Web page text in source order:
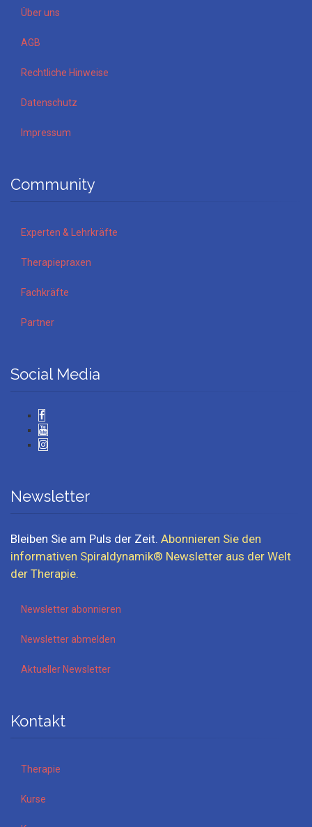
Über uns
AGB
Rechtliche Hinweise
Datenschutz
Impressum
Community
Experten & Lehrkräfte
Therapiepraxen
Fachkräfte
Partner
Social Media
Newsletter
Bleiben Sie am Puls der Zeit. Abonnieren Sie den
informativen Spiraldynamik® Newsletter aus der Welt
der Therapie.
Newsletter abonnieren
Newsletter abmelden
Aktueller Newsletter
Kontakt
Therapie
Kurse